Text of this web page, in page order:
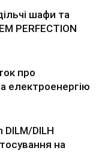
шафи та
PERFECTION
про
електроенергію
DILM/DILH
на